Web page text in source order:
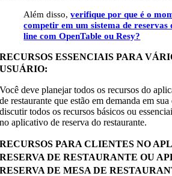
Além disso,verifique por que é o
competir em um sistema de reservas
line com OpenTable ou Resy?
RECURSOS ESSENCIAIS PARA
USUÁRIO:
Você deve planejar todos os recursos do
de restaurante que estão em demanda em
discutir todos os recursos básicos ou
no aplicativo de reserva do restaurante.
RECURSOS PARA CLIENTES NO
RESERVA DE RESTAURANTE OU
RESERVA DE MESA DE